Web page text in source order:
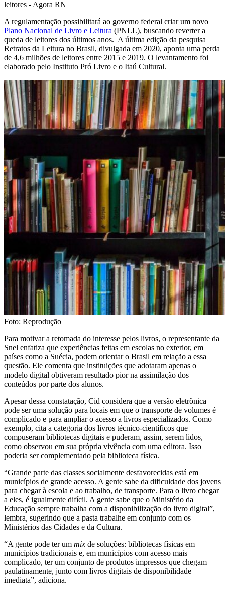
A regulamentação possibilitará ao governo federal criar um novo
Plano Nacional de Livro e Leitura (PNLL), buscando reverter a
queda de leitores dos últimos anos. A última edição da pesquisa
Retratos da Leitura no Brasil, divulgada em 2020, aponta uma perda
de 4,6 milhões de leitores entre 2015 e 2019. O levantamento foi
elaborado pelo Instituto Pró Livro e o Itaú Cultural.
Foto: Reprodução
Para motivar a retomada do interesse pelos livros, o representante da
Snel enfatiza que experiências feitas em escolas no exterior, em
países como a Suécia, podem orientar o Brasil em relação a essa
questão. Ele comenta que instituições que adotaram apenas o
modelo digital obtiveram resultado pior na assimilação dos
conteúdos por parte dos alunos.
Apesar dessa constatação, Cid considera que a versão eletrônica
pode ser uma solução para locais em que o transporte de volumes é
complicado e para ampliar o acesso a livros especializados. Como
exemplo, cita a categoria dos livros técnico-científicos que
compuseram bibliotecas digitais e puderam, assim, serem lidos,
como observou em sua própria vivência com uma editora. Isso
poderia ser complementado pela biblioteca física.
“Grande parte das classes socialmente desfavorecidas está em
municípios de grande acesso. A gente sabe da dificuldade dos jovens
para chegar à escola e ao trabalho, de transporte. Para o livro chegar
a eles, é igualmente difícil. A gente sabe que o Ministério da
Educação sempre trabalha com a disponibilização do livro digital”,
lembra, sugerindo que a pasta trabalhe em conjunto com os
Ministérios das Cidades e da Cultura.
“A gente pode ter um mix de soluções: bibliotecas físicas em
municípios tradicionais e, em municípios com acesso mais
complicado, ter um conjunto de produtos impressos que chegam
paulatinamente, junto com livros digitais de disponibilidade
imediata”, adiciona.